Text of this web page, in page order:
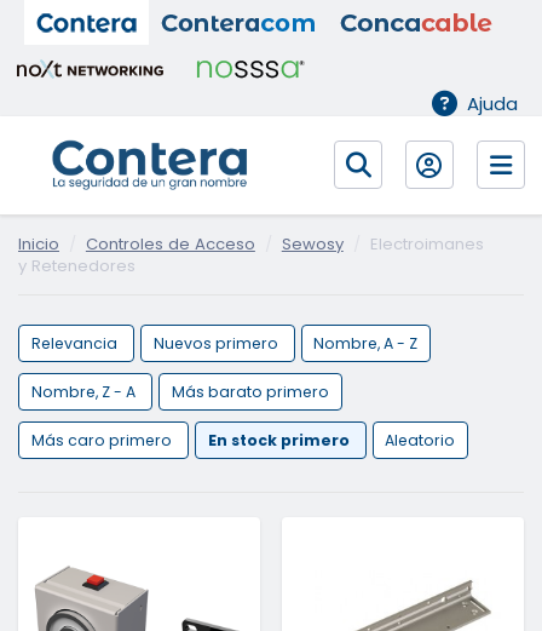
Ajuda
Inicio Controles de Acceso Sewosy
Electroimanes
y Retenedores
Relevancia Nuevos primero Nombre, A - Z
Nombre, Z - A Más barato primero
Más caro primero En stock primero Aleatorio